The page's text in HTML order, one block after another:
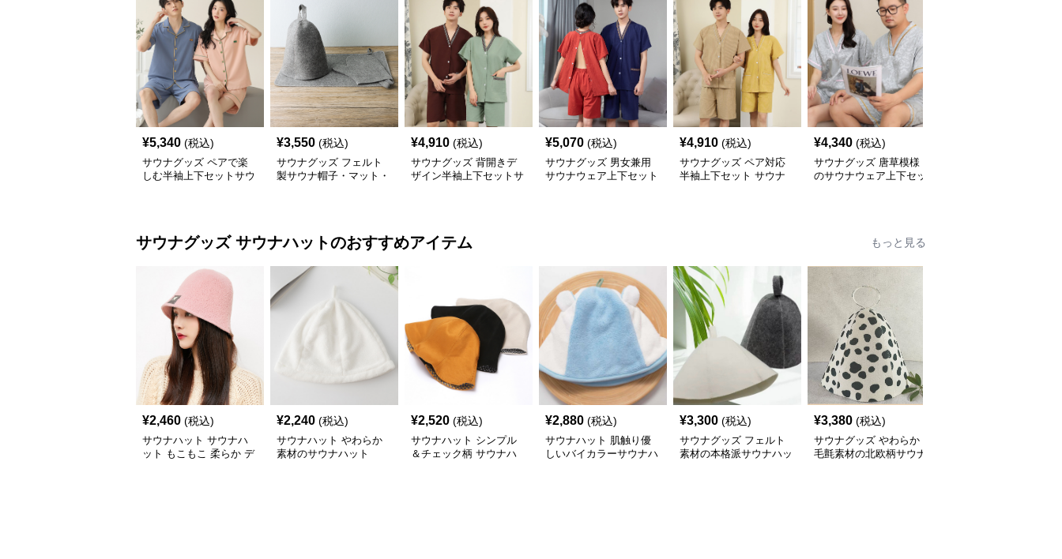
¥5,340 (税込)
サウナグッズ ペアで楽
しむ半袖上下セットサウ
¥3,550 (税込)
サウナグッズ フェルト
製サウナ帽子・マット・
¥4,910 (税込)
サウナグッズ 背開きデ
ザイン半袖上下セットサ
¥5,070 (税込)
サウナグッズ 男女兼用
サウナウェア上下セット
¥4,910 (税込)
サウナグッズ ペア対応
半袖上下セット サウナ
¥4,340 (税込)
サウナグッズ 唐草模様
のサウナウェア上下セッ
サウナグッズ サウナハットのおすすめアイテム もっと見る
¥2,460 (税込)
サウナハット サウナハ
ット もこもこ 柔らか デ
¥2,240 (税込)
サウナハット やわらか
素材のサウナハット
¥2,520 (税込)
サウナハット シンプル
＆チェック柄 サウナハ
¥2,880 (税込)
サウナハット 肌触り優
しいバイカラーサウナハ
¥3,300 (税込)
サウナグッズ フェルト
素材の本格派サウナハッ
¥3,380 (税込)
サウナグッズ やわらか
毛氈素材の北欧柄サウナ